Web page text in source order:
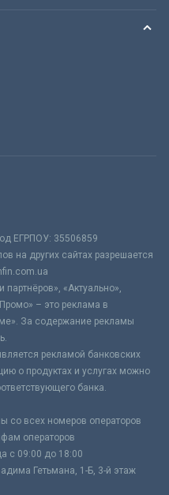
ЕГРПОУ: 35506859
на других сайтах разрешается
«Актуально»,
– это реклама в
За содержание рекламы
рекламой банковских
о продуктах и услугах можно
банка.
со всех номеров операторов
операторов
с 09:00 до 18:00
Гетьмана, 1-Б, 3-й этаж